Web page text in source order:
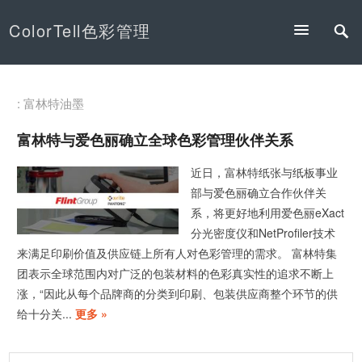
ColorTell色彩管理
: 富林特油墨
富林特与爱色丽确立全球色彩管理伙伴关系
近日，富林特纸张与纸板事业
部与爱色丽确立合作伙伴关
系，将更好地利用爱色丽eXact
分光密度仪和NetProfiler技术
来满足印刷价值及供应链上所有人对色彩管理的需求。 富林特集
团表示全球范围内对广泛的包装材料的色彩真实性的追求不断上
涨，“因此从每个品牌商的分类到印刷、包装供应商整个环节的供
给十分关...更多 »